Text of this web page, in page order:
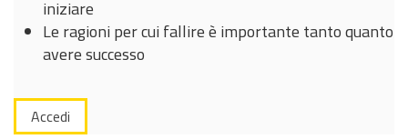
iniziare
Le ragioni per cui fallire è importante tanto quanto
avere successo
Accedi